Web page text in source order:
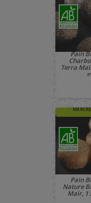
Pain
Terra
g
Pain
Nature
Maïr, 1
🚚 À